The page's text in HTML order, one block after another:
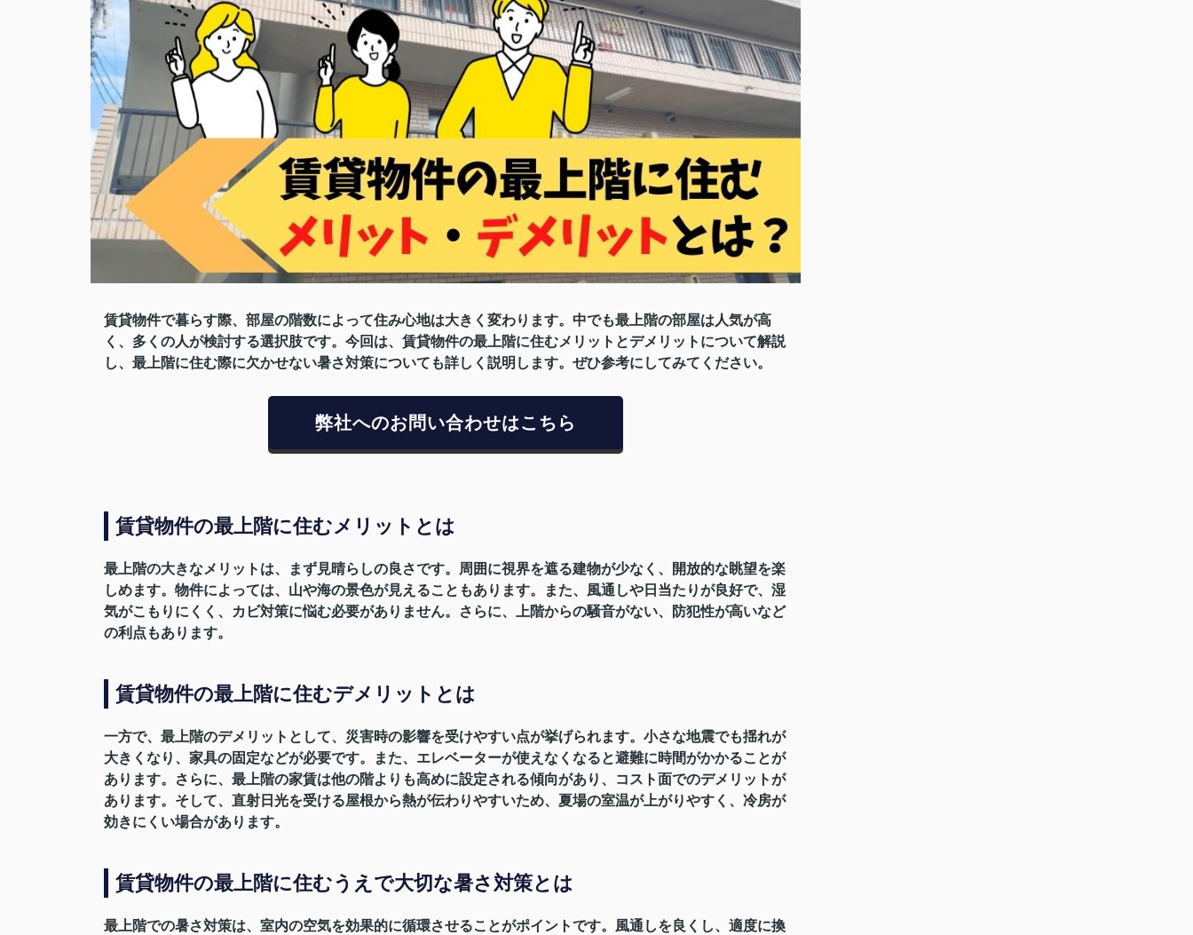
賃貸物件で暮らす際、部屋の階数によって住み心地は大きく変わります。中でも最上階の部屋は人気が高
く、多くの人が検討する選択肢です。今回は、賃貸物件の最上階に住むメリットとデメリットについて解説
し、最上階に住む際に欠かせない暑さ対策についても詳しく説明します。ぜひ参考にしてみてください。
弊社へのお問い合わせはこちら
賃貸物件の最上階に住むメリットとは
最上階の大きなメリットは、まず見晴らしの良さです。周囲に視界を遮る建物が少なく、開放的な眺望を楽
しめます。物件によっては、山や海の景色が見えることもあります。また、風通しや日当たりが良好で、湿
気がこもりにくく、カビ対策に悩む必要がありません。さらに、上階からの騒音がない、防犯性が高いなど
の利点もあります。
賃貸物件の最上階に住むデメリットとは
一方で、最上階のデメリットとして、災害時の影響を受けやすい点が挙げられます。小さな地震でも揺れが
大きくなり、家具の固定などが必要です。また、エレベーターが使えなくなると避難に時間がかかることが
あります。さらに、最上階の家賃は他の階よりも高めに設定される傾向があり、コスト面でのデメリットが
あります。そして、直射日光を受ける屋根から熱が伝わりやすいため、夏場の室温が上がりやすく、冷房が
効きにくい場合があります。
賃貸物件の最上階に住むうえで大切な暑さ対策とは
最上階での暑さ対策は、室内の空気を効果的に循環させることがポイントです。風通しを良くし、適度に換